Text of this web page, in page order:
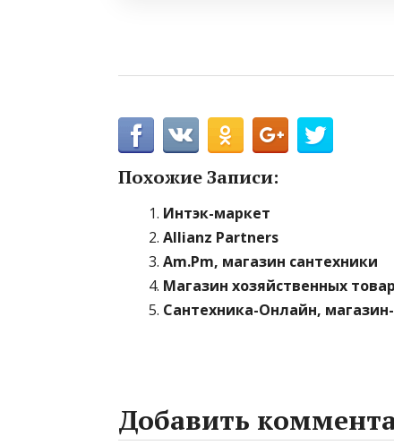
Похожие Записи:
Интэк-маркет
Allianz Partners
Am.Pm, магазин сантехники
Магазин хозяйственных
Сантехника-Онлайн,
Добавить